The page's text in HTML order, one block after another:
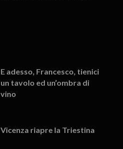
E adesso, Francesco, tienici
un tavolo ed un’ombra di
vino
Vicenza riapre la Triestina